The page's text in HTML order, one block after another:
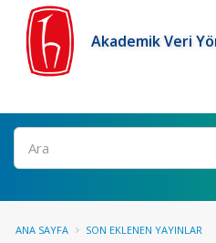
Akademik Veri
Ara
ANA SAYFA SON EKLENEN YAYINLAR